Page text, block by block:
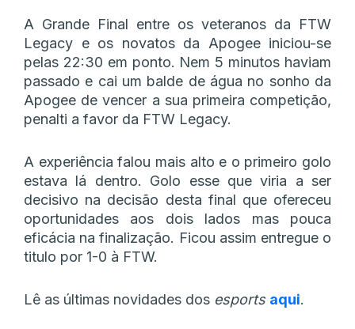
A Grande Final entre os veteranos da FTW
Legacy e os novatos da Apogee iniciou-se
pelas 22:30 em ponto. Nem 5 minutos haviam
passado e cai um balde de água no sonho da
Apogee de vencer a sua primeira competição,
penalti a favor da FTW Legacy.
A experiência falou mais alto e o primeiro golo
estava lá dentro. Golo esse que viria a ser
decisivo na decisão desta final que ofereceu
oportunidades aos dois lados mas pouca
eficácia na finalização. Ficou assim entregue o
titulo por 1-0 à FTW.
Lê as últimas novidades dos esports aqui.